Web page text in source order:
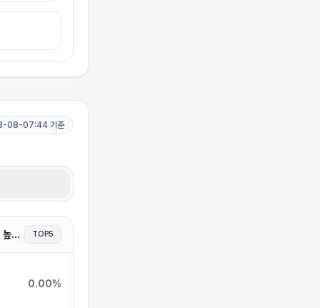
08-07:44 기준
외국인 보유 비율이 높은 종목 TOP5
0.00%